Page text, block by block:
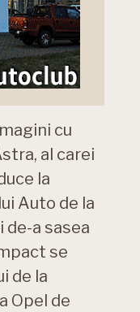
cu
al carei
la
Auto de la
a sasea
se
de la
Opel de